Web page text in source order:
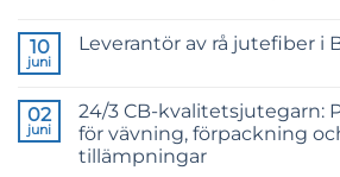
till
Yarn:
The
Technical
2026
Guide
10
juni
Leverantör av rå jutefiber i
Raw
Jute
Fibre
Supplier
02
juni
24/3 CB-kvalitetsjutegarn:
för vävning, förpackning
tillämpningar